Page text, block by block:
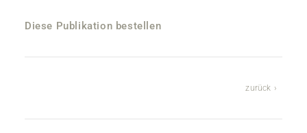
Diese Publikation bestellen
zurück